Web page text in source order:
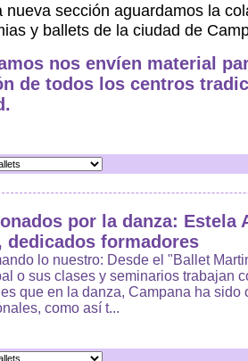
nueva sección aguardamos la
y ballets de la ciudad de
nos envíen material
de todos los centros
por la danza: Estela
dedicados formadores
lo nuestro: Desde el "Ballet
o sus clases y seminarios trabajan
que en la danza, Campana ha sido
como así t...